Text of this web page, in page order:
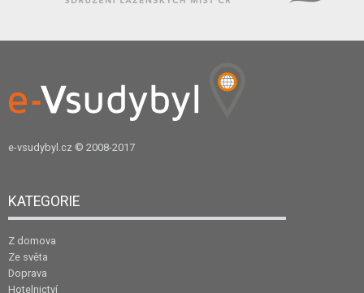
e-vsudybyl.cz © 2008-2017
KATEGORIE
Z domova
Ze světa
Doprava
Hotelnictví